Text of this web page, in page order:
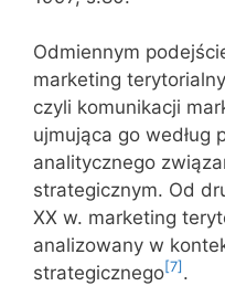
Odmiennym
marketing
czyli komunikacji
ujmująca go według
analitycznego
strategicznym. Od
XX w. marketing
analizowany w
strategicznego[7] .